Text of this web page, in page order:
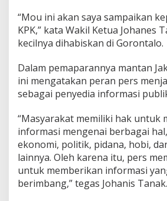
“Mou ini akan saya sampaikan
KPK,” kata Wakil Ketua Johanes
kecilnya dihabiskan di Gorontalo.
Dalam pemaparannya mantan
ini mengatakan peran pers
sebagai penyedia informasi
“Masyarakat memiliki hak untuk
informasi mengenai berbagai
ekonomi, politik, pidana, hobi,
lainnya. Oleh karena itu, pers
untuk memberikan informasi
berimbang,” tegas Johanis Tanak.